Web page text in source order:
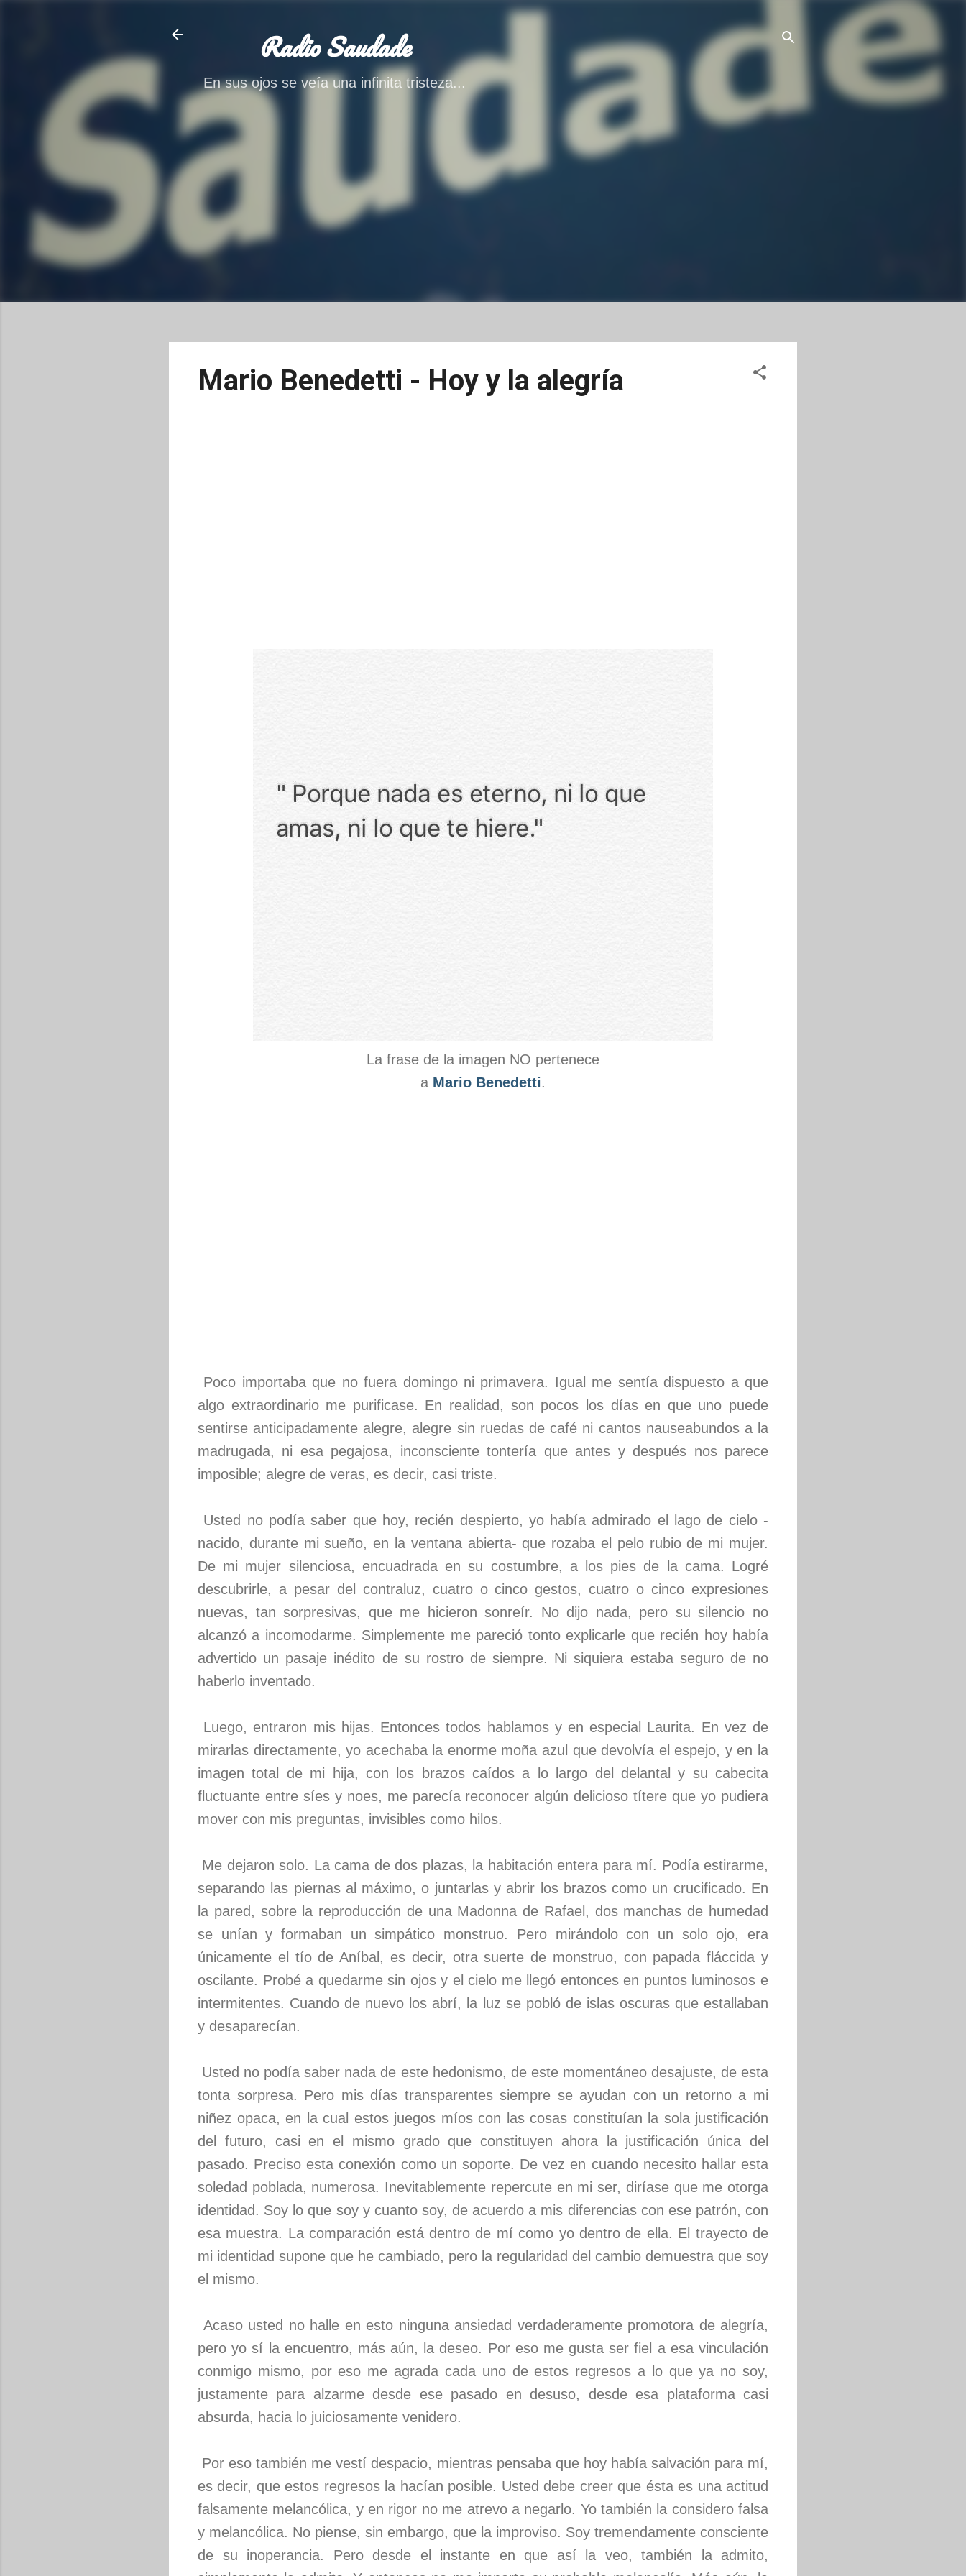
Ir al contenido principal
Radio Saudade
En sus ojos se veía una infinita tristeza...
Mario Benedetti - Hoy y la alegría
La frase de la imagen NO pertenece
a Mario Benedetti.
Poco importaba que no fuera domingo ni primavera. Igual me sentía dispuesto a que
algo extraordinario me purificase. En realidad, son pocos los días en que uno puede
sentirse anticipadamente alegre, alegre sin ruedas de café ni cantos nauseabundos a la
madrugada, ni esa pegajosa, inconsciente tontería que antes y después nos parece
imposible; alegre de veras, es decir, casi triste.
Usted no podía saber que hoy, recién despierto, yo había admirado el lago de cielo -
nacido, durante mi sueño, en la ventana abierta- que rozaba el pelo rubio de mi mujer.
De mi mujer silenciosa, encuadrada en su costumbre, a los pies de la cama. Logré
descubrirle, a pesar del contraluz, cuatro o cinco gestos, cuatro o cinco expresiones
nuevas, tan sorpresivas, que me hicieron sonreír. No dijo nada, pero su silencio no
alcanzó a incomodarme. Simplemente me pareció tonto explicarle que recién hoy había
advertido un pasaje inédito de su rostro de siempre. Ni siquiera estaba seguro de no
haberlo inventado.
Luego, entraron mis hijas. Entonces todos hablamos y en especial Laurita. En vez de
mirarlas directamente, yo acechaba la enorme moña azul que devolvía el espejo, y en la
imagen total de mi hija, con los brazos caídos a lo largo del delantal y su cabecita
fluctuante entre síes y noes, me parecía reconocer algún delicioso títere que yo pudiera
mover con mis preguntas, invisibles como hilos.
Me dejaron solo. La cama de dos plazas, la habitación entera para mí. Podía estirarme,
separando las piernas al máximo, o juntarlas y abrir los brazos como un crucificado. En
la pared, sobre la reproducción de una Madonna de Rafael, dos manchas de humedad
se unían y formaban un simpático monstruo. Pero mirándolo con un solo ojo, era
únicamente el tío de Aníbal, es decir, otra suerte de monstruo, con papada fláccida y
oscilante. Probé a quedarme sin ojos y el cielo me llegó entonces en puntos luminosos e
intermitentes. Cuando de nuevo los abrí, la luz se pobló de islas oscuras que estallaban
y desaparecían.
Usted no podía saber nada de este hedonismo, de este momentáneo desajuste, de esta
tonta sorpresa. Pero mis días transparentes siempre se ayudan con un retorno a mi
niñez opaca, en la cual estos juegos míos con las cosas constituían la sola justificación
del futuro, casi en el mismo grado que constituyen ahora la justificación única del
pasado. Preciso esta conexión como un soporte. De vez en cuando necesito hallar esta
soledad poblada, numerosa. Inevitablemente repercute en mi ser, diríase que me otorga
identidad. Soy lo que soy y cuanto soy, de acuerdo a mis diferencias con ese patrón, con
esa muestra. La comparación está dentro de mí como yo dentro de ella. El trayecto de
mi identidad supone que he cambiado, pero la regularidad del cambio demuestra que soy
el mismo.
Acaso usted no halle en esto ninguna ansiedad verdaderamente promotora de alegría,
pero yo sí la encuentro, más aún, la deseo. Por eso me gusta ser fiel a esa vinculación
conmigo mismo, por eso me agrada cada uno de estos regresos a lo que ya no soy,
justamente para alzarme desde ese pasado en desuso, desde esa plataforma casi
absurda, hacia lo juiciosamente venidero.
Por eso también me vestí despacio, mientras pensaba que hoy había salvación para mí,
es decir, que estos regresos la hacían posible. Usted debe creer que ésta es una actitud
falsamente melancólica, y en rigor no me atrevo a negarlo. Yo también la considero falsa
y melancólica. No piense, sin embargo, que la improviso. Soy tremendamente consciente
de su inoperancia. Pero desde el instante en que así la veo, también la admito,